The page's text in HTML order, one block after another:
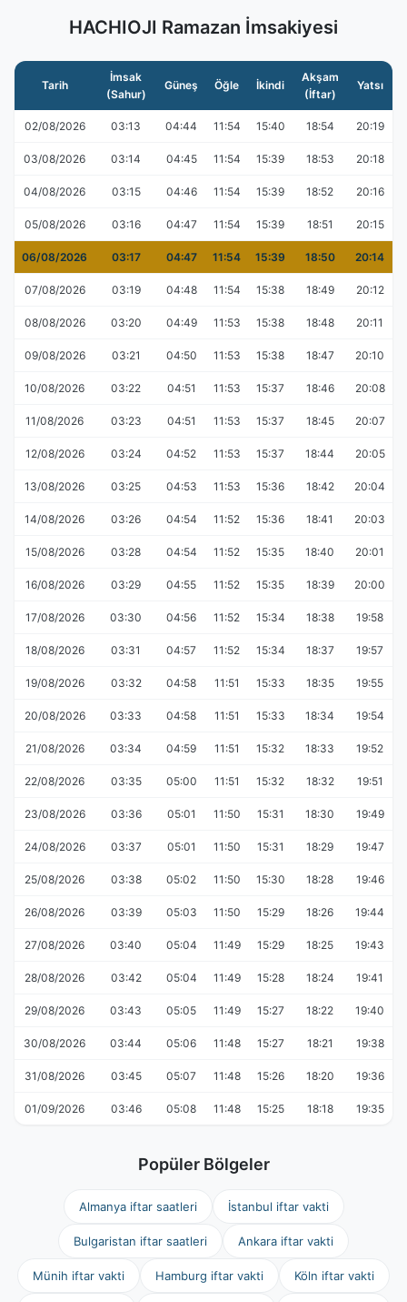
HACHIOJI Ramazan İmsakiyesi
Tarih
İmsak
(Sahur)
Güneş Öğle İkindi
Akşam
(İftar)
Yatsı
02/08/2026 03:13 04:44 11:54 15:40 18:54 20:19
03/08/2026 03:14 04:45 11:54 15:39 18:53 20:18
04/08/2026 03:15 04:46 11:54 15:39 18:52 20:16
05/08/2026 03:16 04:47 11:54 15:39 18:51 20:15
06/08/2026 03:17 04:47 11:54 15:39 18:50 20:14
07/08/2026 03:19 04:48 11:54 15:38 18:49 20:12
08/08/2026 03:20 04:49 11:53 15:38 18:48 20:11
09/08/2026 03:21 04:50 11:53 15:38 18:47 20:10
10/08/2026 03:22 04:51 11:53 15:37 18:46 20:08
11/08/2026 03:23 04:51 11:53 15:37 18:45 20:07
12/08/2026 03:24 04:52 11:53 15:37 18:44 20:05
13/08/2026 03:25 04:53 11:53 15:36 18:42 20:04
14/08/2026 03:26 04:54 11:52 15:36 18:41 20:03
15/08/2026 03:28 04:54 11:52 15:35 18:40 20:01
16/08/2026 03:29 04:55 11:52 15:35 18:39 20:00
17/08/2026 03:30 04:56 11:52 15:34 18:38 19:58
18/08/2026 03:31 04:57 11:52 15:34 18:37 19:57
19/08/2026 03:32 04:58 11:51 15:33 18:35 19:55
20/08/2026 03:33 04:58 11:51 15:33 18:34 19:54
21/08/2026 03:34 04:59 11:51 15:32 18:33 19:52
22/08/2026 03:35 05:00 11:51 15:32 18:32 19:51
23/08/2026 03:36 05:01 11:50 15:31 18:30 19:49
24/08/2026 03:37 05:01 11:50 15:31 18:29 19:47
25/08/2026 03:38 05:02 11:50 15:30 18:28 19:46
26/08/2026 03:39 05:03 11:50 15:29 18:26 19:44
27/08/2026 03:40 05:04 11:49 15:29 18:25 19:43
28/08/2026 03:42 05:04 11:49 15:28 18:24 19:41
29/08/2026 03:43 05:05 11:49 15:27 18:22 19:40
30/08/2026 03:44 05:06 11:48 15:27 18:21 19:38
31/08/2026 03:45 05:07 11:48 15:26 18:20 19:36
01/09/2026 03:46 05:08 11:48 15:25 18:18 19:35
Popüler Bölgeler
Almanya iftar saatleri İstanbul iftar vakti
Bulgaristan iftar saatleri Ankara iftar vakti
Münih iftar vakti Hamburg iftar vakti Köln iftar vakti